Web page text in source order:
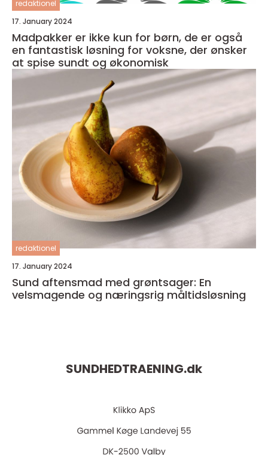
redaktionel
17. January 2024
Madpakker er ikke kun for børn, de er også
en fantastisk løsning for voksne, der ønsker
at spise sundt og økonomisk
redaktionel
17. January 2024
Sund aftensmad med grøntsager: En
velsmagende og næringsrig måltidsløsning
SUNDHEDTRAENING.dk